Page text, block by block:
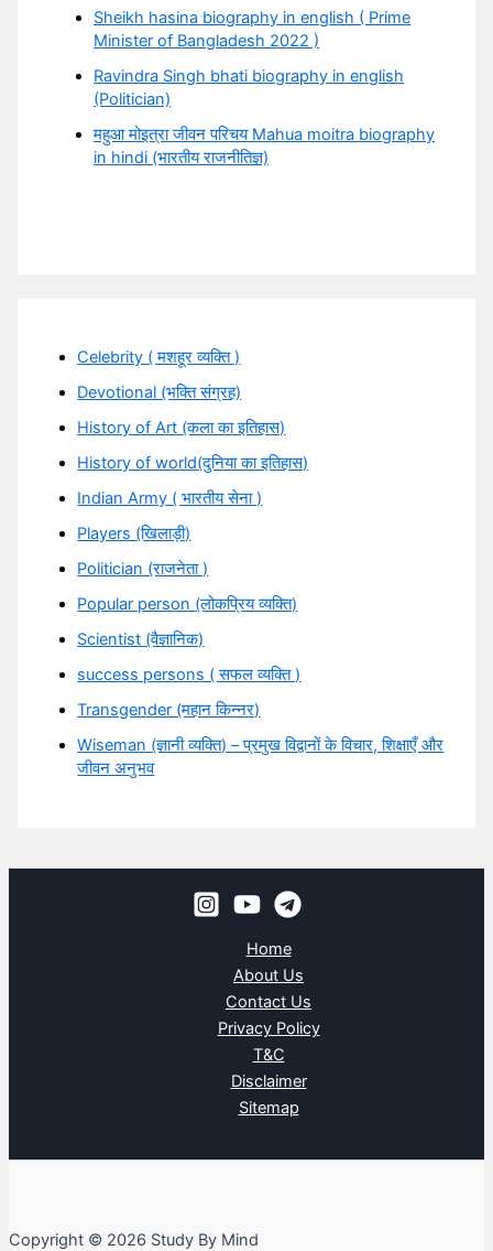
Sheikh hasina biography in english ( Prime
Minister of Bangladesh 2022 )
Ravindra Singh bhati biography in english
(Politician)
महुआ मोइत्रा जीवन परिचय Mahua moitra biography
in hindi (भारतीय राजनीतिज्ञ)
Celebrity ( मशहूर व्यक्ति )
Devotional (भक्ति संग्रह)
History of Art (कला का इतिहास)
History of world(दुनिया का इतिहास)
Indian Army ( भारतीय सेना )
Players (खिलाड़ी)
Politician (राजनेता )
Popular person (लोकप्रिय व्यक्ति)
Scientist (वैज्ञानिक)
success persons ( सफल व्यक्ति )
Transgender (महान किन्नर)
Wiseman (ज्ञानी व्यक्ति) – प्रमुख विद्वानों के विचार, शिक्षाएँ और
जीवन अनुभव
Home
About Us
Contact Us
Privacy Policy
T&C
Disclaimer
Sitemap
Copyright © 2026 Study By Mind